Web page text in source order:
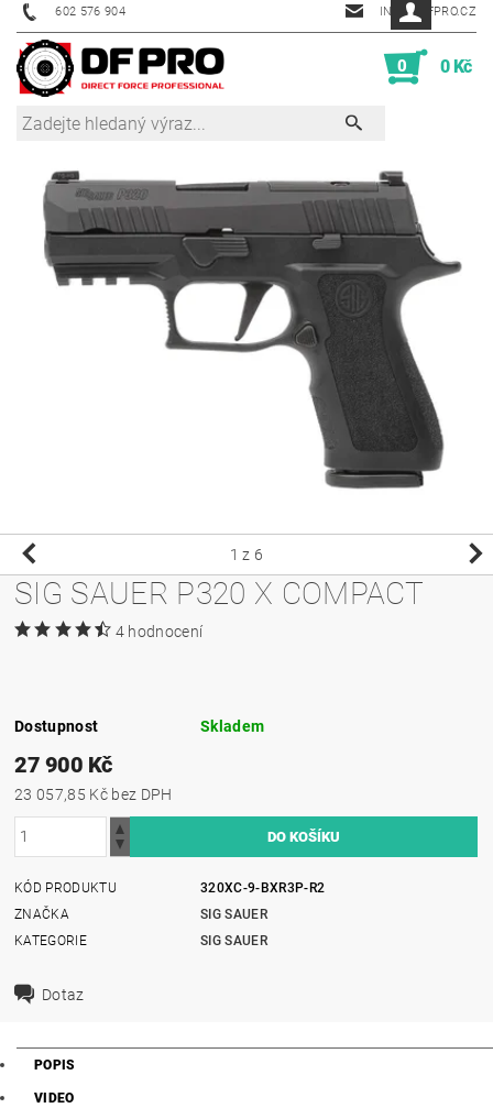
602 576 904 INFO@DFPRO.CZ
0 0 Kč
1 z 6
SIG SAUER P320 X COMPACT
4 hodnocení
Dostupnost Skladem
27 900 Kč
23 057,85 Kč bez DPH
KÓD PRODUKTU
320XC-9-BXR3P-R2
ZNAČKA
SIG SAUER
KATEGORIE
SIG SAUER
Dotaz
POPIS
VIDEO